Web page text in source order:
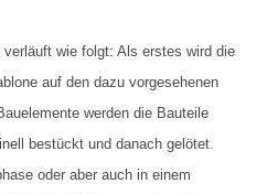
wie folgt: Als erstes wird die
auf den dazu vorgesehenen
werden die Bauteile
bestückt und danach gelötet.
oder aber auch in einem